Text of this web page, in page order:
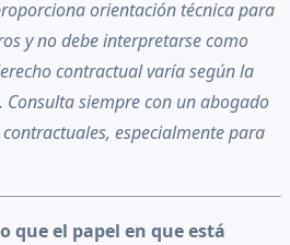
orientación técnica para
y no debe interpretarse como
contractual varía según la
siempre con un abogado
especialmente para
que el papel en que está